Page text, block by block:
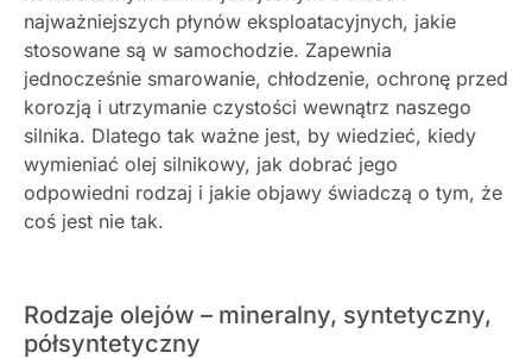
najważniejszych płynów eksploatacyjnych, jakie
stosowane są w samochodzie. Zapewnia
jednocześnie smarowanie, chłodzenie, ochronę przed
korozją i utrzymanie czystości wewnątrz naszego
silnika. Dlatego tak ważne jest, by wiedzieć, kiedy
wymieniać olej silnikowy, jak dobrać jego
odpowiedni rodzaj i jakie objawy świadczą o tym, że
coś jest nie tak.
Rodzaje olejów – mineralny, syntetyczny,
półsyntetyczny